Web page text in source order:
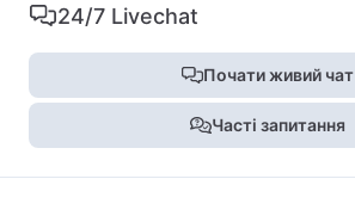
24/7 Livechat
Почати живий чат
Часті запитання